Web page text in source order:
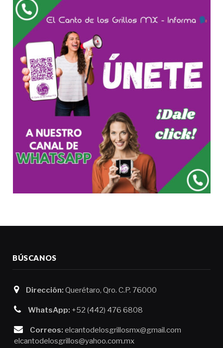
BÚSCANOS
Dirección: Querétaro, Qro. C.P. 76000
WhatsApp: +52 (442) 476 6808
Correos: elcantodelosgrillosmx@gmail.com
elcantodelosgrillos@yahoo.com.mx